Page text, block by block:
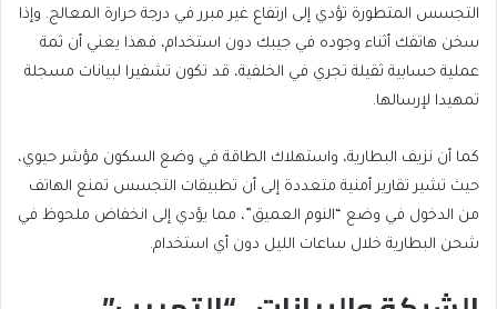
التجسس المتطورة تؤدي إلى ارتفاع غير مبرر في درجة حرارة المعالج. وإذا
سخن هاتفك أثناء وجوده في جيبك دون استخدام، فهذا يعني أن ثمة
عملية حسابية ثقيلة تجري في الخلفية، قد تكون تشفيرا لبيانات مسجلة
تمهيدا لإرسالها.
كما أن نزيف البطارية، واستهلاك الطاقة في وضع السكون مؤشر حيوي،
حيث تشير تقارير أمنية متعددة إلى أن تطبيقات التجسس تمنع الهاتف
من الدخول في وضع “النوم العميق”، مما يؤدي إلى انخفاض ملحوظ في
شحن البطارية خلال ساعات الليل دون أي استخدام.